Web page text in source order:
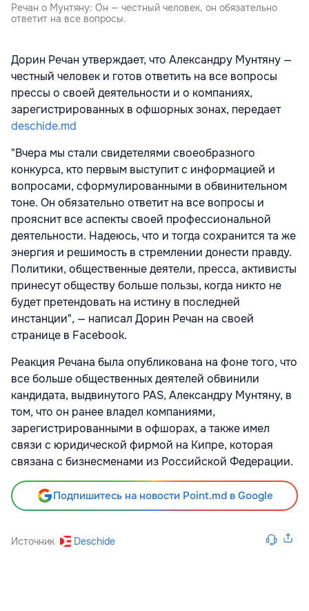
Речан о Мунтяну: Он — честный человек, он обязательно
ответит на все вопросы.
Дорин Речан утверждает, что Александру Мунтяну —
честный человек и готов ответить на все вопросы
прессы о своей деятельности и о компаниях,
зарегистрированных в офшорных зонах, передает
deschide.md
"Вчера мы стали свидетелями своеобразного
конкурса, кто первым выступит с информацией и
вопросами, сформулированными в обвинительном
тоне. Он обязательно ответит на все вопросы и
прояснит все аспекты своей профессиональной
деятельности. Надеюсь, что и тогда сохранится та же
энергия и решимость в стремлении донести правду.
Политики, общественные деятели, пресса, активисты
принесут обществу больше пользы, когда никто не
будет претендовать на истину в последней
инстанции", — написал Дорин Речан на своей
странице в Facebook.
Реакция Речана была опубликована на фоне того, что
все больше общественных деятелей обвинили
кандидата, выдвинутого PAS, Александру Мунтяну, в
том, что он ранее владел компаниями,
зарегистрированными в офшорах, а также имел
связи с юридической фирмой на Кипре, которая
связана с бизнесменами из Российской Федерации.
Подпишитесь на новости Point.md в Google
Источник Deschide